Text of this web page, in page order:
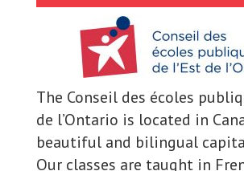
The Conseil des écoles
de l’Ontario is located in
beautiful and bilingual
Our classes are taught in